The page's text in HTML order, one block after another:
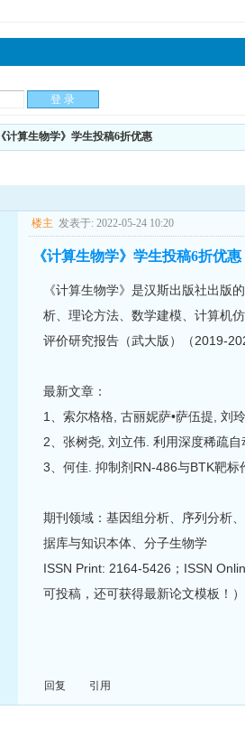
《计算生物学》学生投稿6折优惠
楼主 发表于: 2022-05-24 10:20
《计算生物学》学生投稿6折优惠
《计算生物学》是汉斯出版社出版
析、理论方法、数学建模、计算机
评价研究报告（武大版）（2019-
最新文章：
1、索尔格格, 古丽妮萨•萨伍提, 刘
2、张树尧, 刘立伟. 利用深度稀疏
3、何佳. 抑制剂RN-486与BTK靶
期刊领域：基因组分析、序列分析
据库与知识本体、分子生物学
ISSN Print: 2164-5426；ISSN
可投稿，还可获得最新论文模板！）
回复 引用